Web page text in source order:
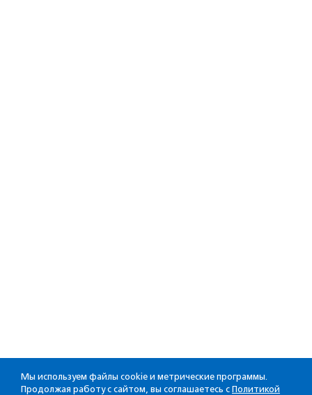
Мы используем файлы cookie и метрические программы.
Продолжая работу с сайтом, вы соглашаетесь с Политикой